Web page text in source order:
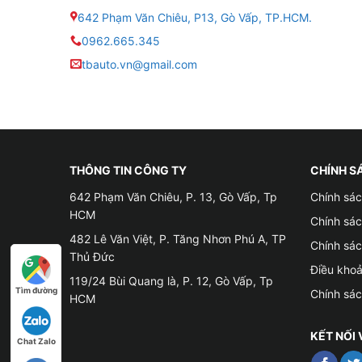
642 Phạm Văn Chiêu, P13, Gò Vấp, TP.HCM.
0962.665.345
tbauto.vn@gmail.com
THÔNG TIN CÔNG TY
642 Phạm Văn Chiêu, P. 13, Gò Vấp, Tp
HCM
482 Lê Văn Việt, P. Tăng Nhơn Phú A, TP
Thủ Đức
119/24 Bùi Quang là, P. 12, Gò Vấp, Tp
HCM
CHÍNH
Chính
Chính
Chính
Điều
Chính
KẾT NỐI
Tìm đường
Chat Zalo